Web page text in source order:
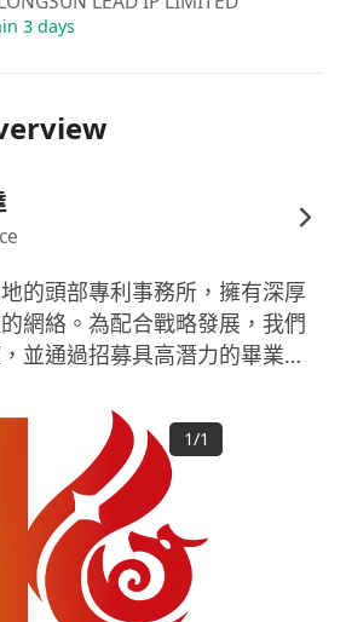
良好的人際交往能力。
3 days
的頭部專利事務所，擁有深厚
網絡。為配合戰略發展，我們
並通過招募具高潛力的畢業專
下一代的專利專家。這是一個
將在國際化的環境中開啟你的
專家，成長為連接中國創新與
主，歡迎
。我們尤其鼓勵應屆畢業生及
作簽證的人士（如IANG、高端
應聘。我們將為傑出的人才提
1/1